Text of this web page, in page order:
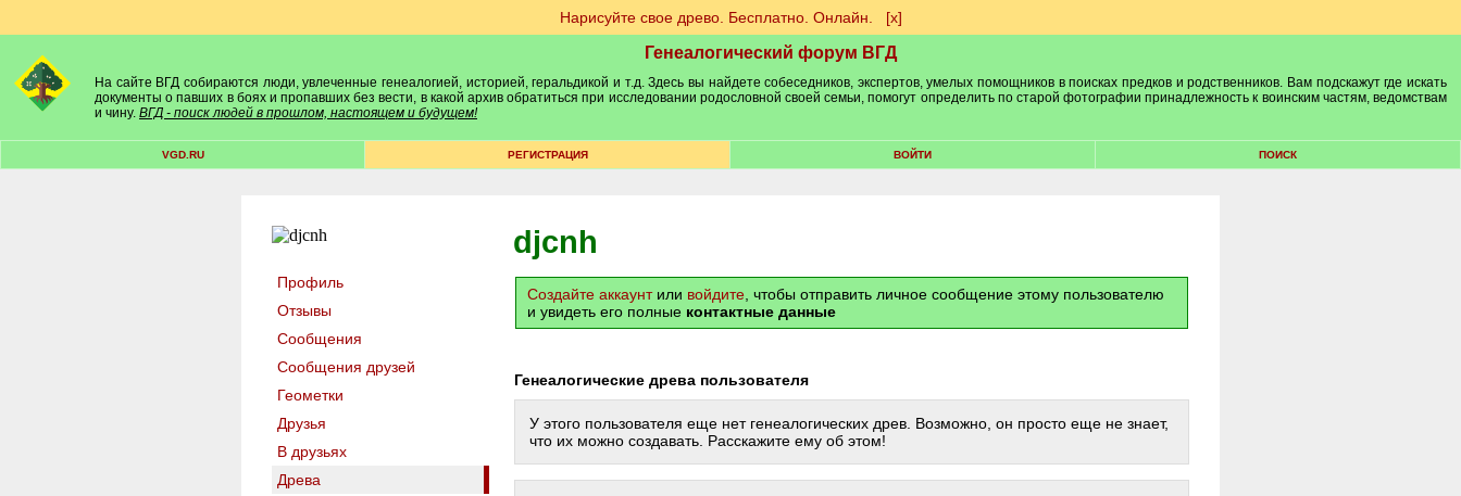
Нарисуйте свое древо. Бесплатно. Онлайн. [х]
Генеалогический форум ВГД
На сайте ВГД собираются люди, увлеченные генеалогией, историей, геральдикой и т.д. Здесь вы найдете собеседников, экспертов, умелых помощников в поисках предков и родственников. Вам подскажут где искать
документы о павших в боях и пропавших без вести, в какой архив обратиться при исследовании родословной своей семьи, помогут определить по старой фотографии принадлежность к воинским частям, ведомствам
и чину. ВГД - поиск людей в прошлом, настоящем и будущем!
VGD.RU РЕГИСТРАЦИЯ ВОЙТИ ПОИСК
Профиль
Отзывы
Сообщения
Сообщения друзей
Геометки
Друзья
В друзьях
Древа
djcnh
Создайте аккаунтили войдите , чтобы отправить личное сообщение этому пользователю
и увидеть его полные контактные данные
Генеалогические древа пользователя
У этого пользователя еще нет генеалогических древ. Возможно, он просто еще не знает,
что их можно создавать. Расскажите ему об этом!